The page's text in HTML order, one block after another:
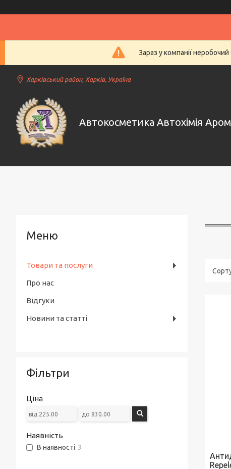
Зараз у компанії
Харківський район, Харків, Україна
Автокосметика Автохімія
Товари та послуги
Про нас
Відгуки
Новини та статті
Фільтри
Ціна
Наявність
В наявності 3